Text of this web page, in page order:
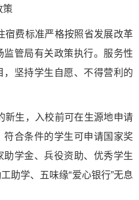
策
宿费标准严格按照省发展改革
管局有关政策执行。服务性
坚持学生自愿、不得营利的
新生，入校前可在生源地申请
合条件的学生可申请国家奖
学金、兵役资助、优秀学生
助学、五味缘“爱心银行”无息